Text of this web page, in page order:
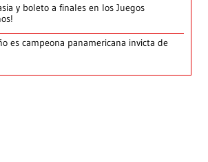
y boleto a finales en los Juegos
es campeona panamericana invicta de